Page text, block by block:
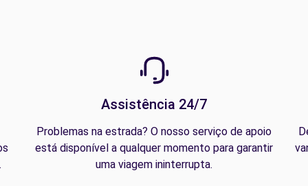
Assistência 24/7
Problemas na estrada? O nosso serviço de apoio
está disponível a qualquer momento para garantir
uma viagem ininterrupta.